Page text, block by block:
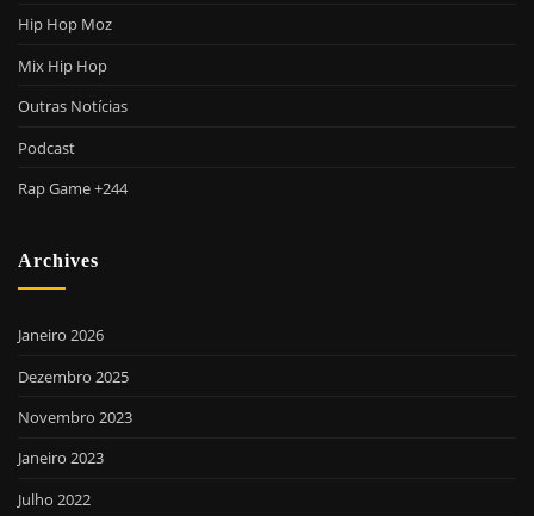
Hip Hop Moz
Mix Hip Hop
Outras Notícias
Podcast
Rap Game +244
Archives
Janeiro 2026
Dezembro 2025
Novembro 2023
Janeiro 2023
Julho 2022